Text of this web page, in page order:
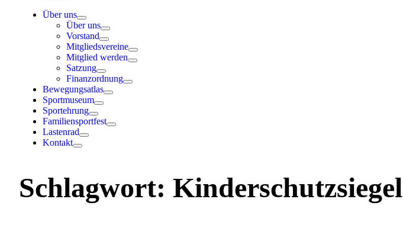
Über uns
Über uns
Vorstand
Mitgliedsvereine
Mitglied werden
Satzung
Finanzordnung
Bewegungsatlas
Sportmuseum
Sportehrung
Familiensportfest
Lastenrad
Kontakt
Schlagwort: Kinderschutzsiegel